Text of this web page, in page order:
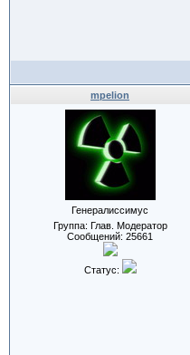
mpelion
Генералиссимус
Группа: Глав. Модератор
Сообщений: 25661
Статус: